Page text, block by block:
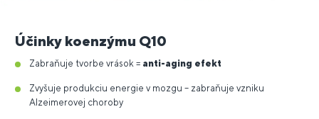
Účinky koenzýmu Q10
Zabraňuje tvorbe vrások = anti-aging efekt
Zvyšuje produkciu energie v mozgu – zabraňuje vzniku
Alzeimerovej choroby